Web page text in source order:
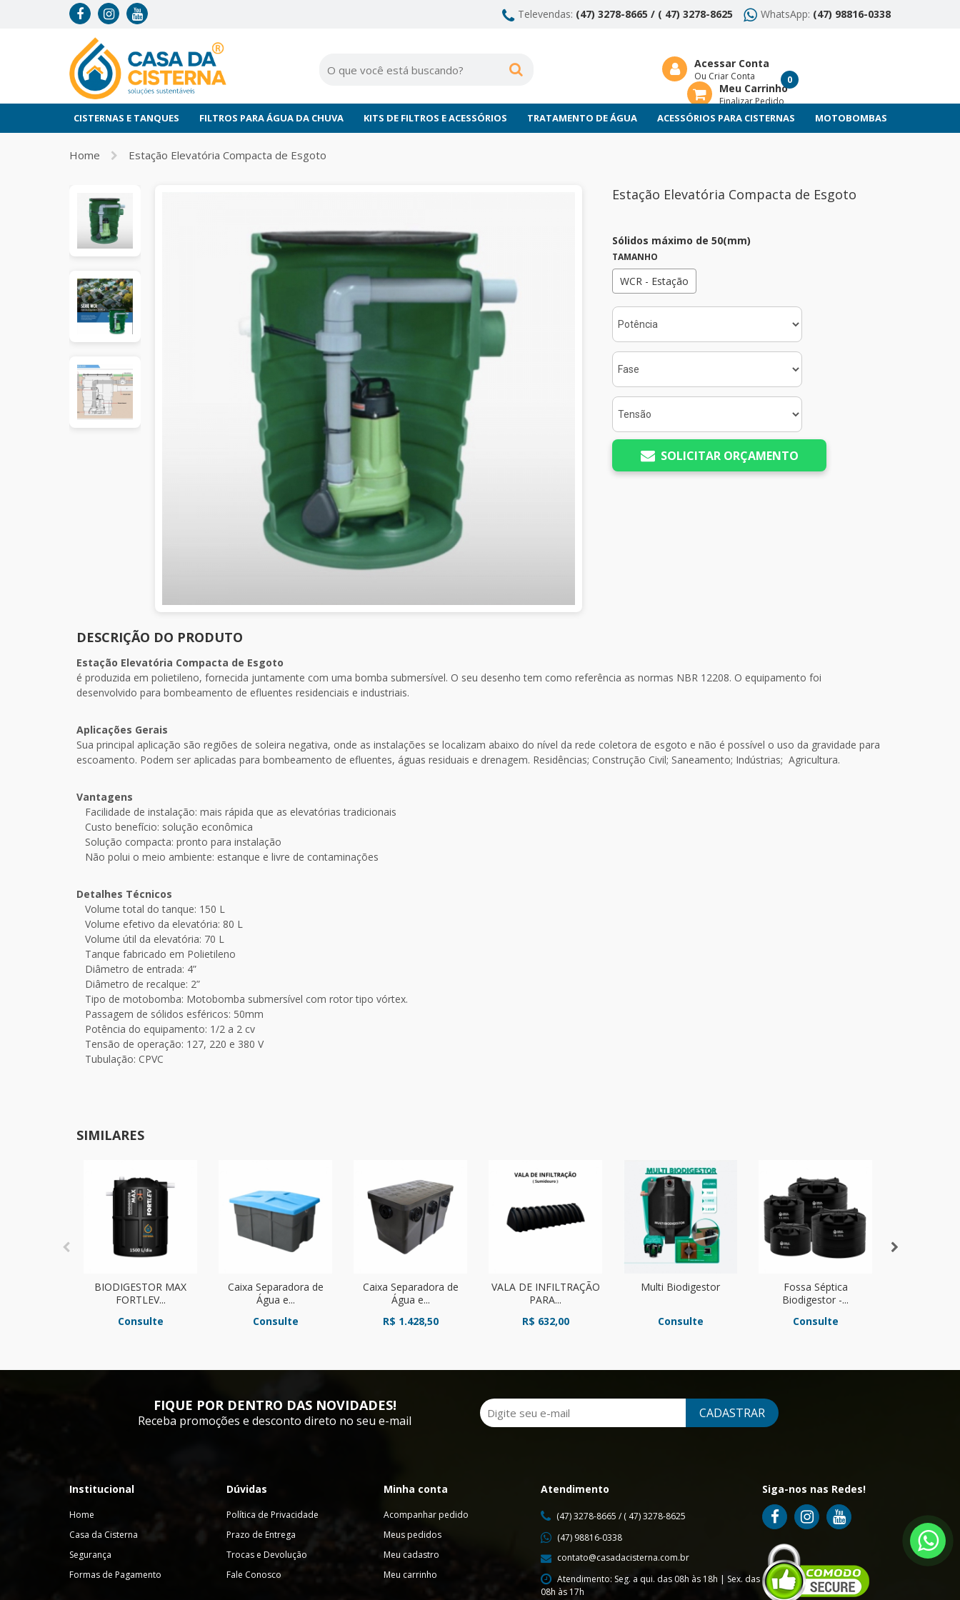
Televendas: (47) 3278-8665 / ( 47) 3278-8625 WhatsApp: (47) 98816-0338
Acessar Conta
Ou Criar Conta 0
Meu Carrinho
Finalizar Pedido
CISTERNAS E TANQUES FILTROS PARA ÁGUA DA CHUVA KITS DE FILTROS E ACESSÓRIOS TRATAMENTO DE ÁGUA ACESSÓRIOS PARA CISTERNAS MOTOBOMBAS
Home Estação Elevatória Compacta de Esgoto
Estação Elevatória Compacta de Esgoto
Sólidos máximo de 50(mm)
TAMANHO
WCR - Estação
SOLICITAR ORÇAMENTO
DESCRIÇÃO DO PRODUTO
Estação Elevatória Compacta de Esgoto
é produzida em polietileno, fornecida juntamente com uma bomba submersível. O seu desenho tem como referência as normas NBR 12208. O equipamento foi
desenvolvido para bombeamento de efluentes residenciais e industriais.
Aplicações Gerais
Sua principal aplicação são regiões de soleira negativa, onde as instalações se localizam abaixo do nível da rede coletora de esgoto e não é possível o uso da gravidade para
escoamento. Podem ser aplicadas para bombeamento de efluentes, águas residuais e drenagem. Residências; Construção Civil; Saneamento; Indústrias; Agricultura.
Vantagens
Facilidade de instalação: mais rápida que as elevatórias tradicionais
Custo benefício: solução econômica
Solução compacta: pronto para instalação
Não polui o meio ambiente: estanque e livre de contaminações
Detalhes Técnicos
Volume total do tanque: 150 L
Volume efetivo da elevatória: 80 L
Volume útil da elevatória: 70 L
Tanque fabricado em Polietileno
Diâmetro de entrada: 4”
Diâmetro de recalque: 2”
Tipo de motobomba: Motobomba submersível com rotor tipo vórtex.
Passagem de sólidos esféricos: 50mm
Potência do equipamento: 1/2 a 2 cv
Tensão de operação: 127, 220 e 380 V
Tubulação: CPVC
SIMILARES
BIODIGESTOR MAX
FORTLEV...
Consulte
Caixa Separadora de
Água e...
Consulte
Caixa Separadora de
Água e...
R$ 1.428,50
VALA DE INFILTRAÇÃO
PARA...
R$ 632,00
Multi Biodigestor
Consulte
Fossa Séptica
Biodigestor -...
Consulte
FIQUE POR DENTRO DAS NOVIDADES!
Receba promoções e desconto direto no seu e-mail CADASTRAR
Institucional
Home
Casa da Cisterna
Segurança
Formas de Pagamento
Dúvidas
Política de Privacidade
Prazo de Entrega
Trocas e Devolução
Fale Conosco
Minha conta
Acompanhar pedido
Meus pedidos
Meu cadastro
Meu carrinho
Atendimento
(47) 3278-8665 / ( 47) 3278-8625
(47) 98816-0338
contato@casadacisterna.com.br
Atendimento: Seg. a qui. das 08h às 18h | Sex. das
08h às 17h
Siga-nos nas Redes!